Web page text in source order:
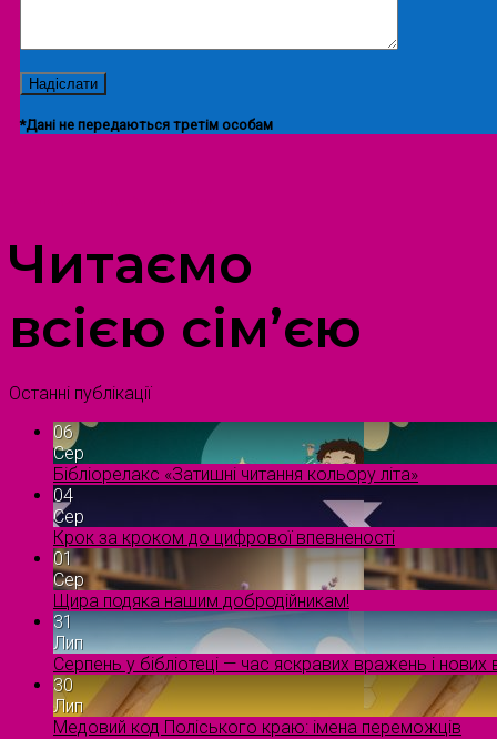
*Дані не передаються третім особам
Читаємо
всією сім’єю
Останні публікації
06
Сер
Бібліорелакс «Затишні читання кольору літа»
04
Сер
Крок за кроком до цифрової впевненості
01
Сер
Щира подяка нашим добродійникам!
31
Лип
Серпень у бібліотеці — час яскравих вражень і нових
30
Лип
Медовий код Поліського краю: імена переможців